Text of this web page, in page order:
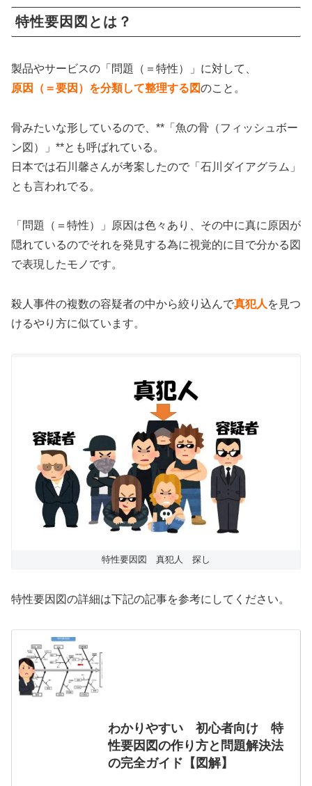
特性要因図とは？
製品やサービスの「問題（＝特性）」に対して、
原因（＝要因）を分類して整理する図のこと。
骨みたいな形しているので、**「魚の骨（フィッシュボー
ン図）」**とも呼ばれている。
日本では石川馨さんが考案したので「石川ダイアグラム」
とも言われでる。
「問題（＝特性）」原因は色々あり、その中に真に原因が
隠れているのでそれを発見する為に視覚的に目で分かる図
で表現したモノです。
殺人事件の複数の容疑者の中から絞り込んで真犯人 を見つ
けるやり方に似ています。
特性要因図 真犯人 探し
特性要因図の詳細は下記の記事を参考にしてください。
わかりやすい 初心者向け 特
性要因図の作り方と問題解決法
の完全ガイド【図解】